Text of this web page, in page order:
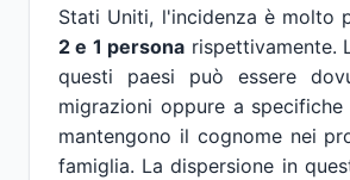
Stati Uniti, l'incidenza è molto
2 e 1 persona rispettivamente.
questi paesi può essere
migrazioni oppure a
mantengono il cognome nei
famiglia. La dispersione in